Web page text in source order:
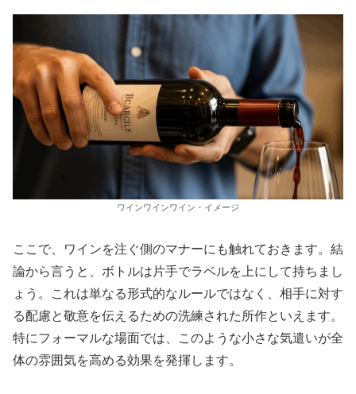
ワインワインワイン・イメージ
ここで、ワインを注ぐ側のマナーにも触れておきます。結
論から言うと、ボトルは片手でラベルを上にして持ちまし
ょう。これは単なる形式的なルールではなく、相手に対す
る配慮と敬意を伝えるための洗練された所作といえます。
特にフォーマルな場面では、このような小さな気遣いが全
体の雰囲気を高める効果を発揮します。